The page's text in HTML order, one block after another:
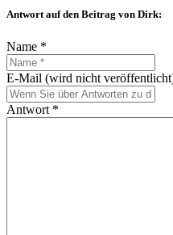
Antwort auf den Beitrag von Dirk:
Name *
E-Mail (wird nicht
Antwort *